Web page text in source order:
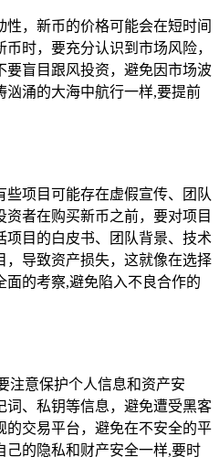
，新币的价格可能会在短时间
时，要充分认识到市场风险，
要盲目跟风投资，避免因市场波
汹涌的大海中航行一样,要提前
项目可能存在虚假宣传、团队
者在购买新币之前，要对项目
项目的白皮书、团队背景、技术
，导致资产损失，这就像在选择
的考察,避免陷入不良合作的
注意保护个人信息和资产安
词、私钥等信息，避免遭受黑客
的交易平台，避免在不安全的平
己的隐私和财产安全一样,要时